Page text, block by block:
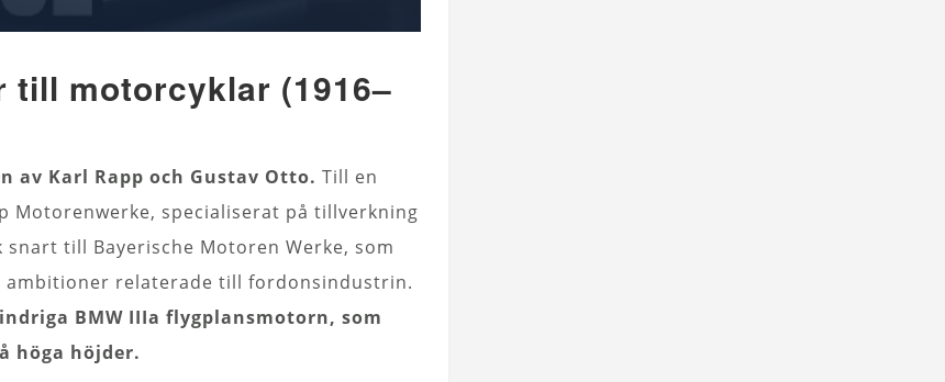
till motorcyklar (1916–
av Karl Rapp och Gustav Otto. Till en
Motorenwerke, specialiserat på tillverkning
till Bayerische Motoren Werke, som
ambitioner relaterade till fordonsindustrin.
BMW IIIa flygplansmotorn, som
höga höjder.